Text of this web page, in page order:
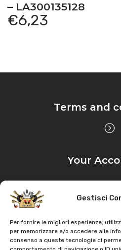
Gestisci
Per fornire le migliori esperienze,
per memorizzare e/o accedere alle
consenso a queste tecnologie ci
– LA300135128
€6,23
Terms and
Your
Privacy &